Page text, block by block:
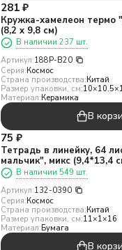
281 ₽
Кружка-хамелеон термо
(8,2 x 9,8 см)
В наличии 237 шт.
Артикул:188P-B20
Серия:Космос
Страна производства:Китай
Размер упаковки, см:
Материал:Керамика
В
75 ₽
Тетрадь в линейку, 64
мальчик", микс (9,4*13,4
В наличии 549 шт.
Артикул:132-0390
Серия:Космос
Страна производства:Китай
Размер упаковки, см:11×1×16
Материал:Бумага
В